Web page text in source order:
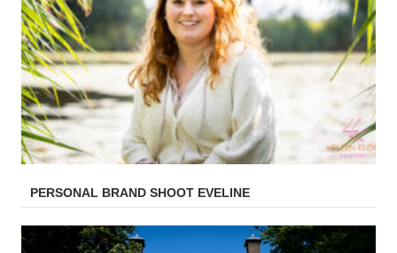
PERSONAL BRAND SHOOT EVELINE